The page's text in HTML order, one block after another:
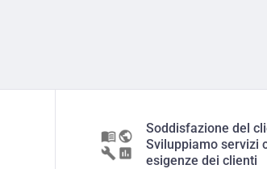
Soddisfazione del
Sviluppiamo servizi
esigenze dei clienti